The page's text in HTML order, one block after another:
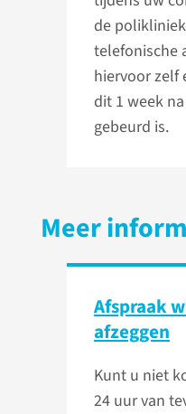
de
telefonische
hiervoor zelf
dit 1 week
gebeurd is.
Meer
Afspraak
afzeggen
Kunt u niet
24 uur van